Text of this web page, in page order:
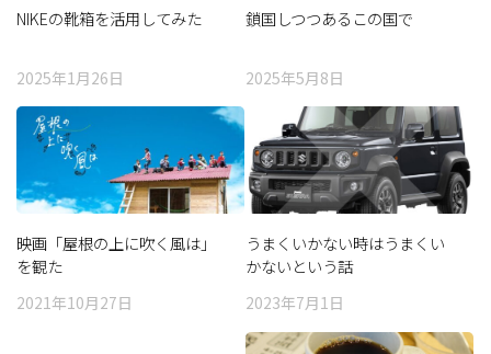
NIKEの靴箱を活用してみた
2025年1月26日
鎖国しつつあるこの国で
2025年5月8日
映画「屋根の上に吹く風は」
を観た
2021年10月27日
うまくいかない時はうまくい
かないという話
2023年7月1日